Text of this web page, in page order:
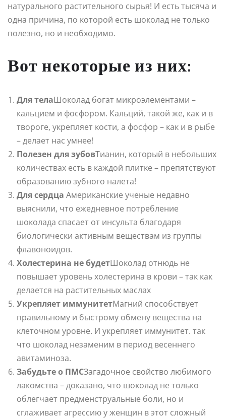
натурального растительного сырья! И есть тысяча и
одна причина, по которой есть шоколад не только
полезно, но и необходимо.
Вот некоторые из них:
Для телаШоколад богат микроэлементами –
кальцием и фосфором. Кальций, такой же, как и в
твороге, укрепляет кости, а фосфор – как и в рыбе
– делает нас умнее!
Полезен для зубовТианин, который в небольших
количествах есть в каждой плитке – препятствуют
образованию зубного налета!
Для сердца Американские ученые недавно
выяснили, что ежедневное потребление
шоколада спасает от инсульта благодаря
биологически активным веществам из группы
флавоноидов.
Холестерина не будетШоколад отнюдь не
повышает уровень холестерина в крови – так как
делается на растительных маслах
Укрепляет иммунитетМагний способствует
правильному и быстрому обмену вещества на
клеточном уровне. И укрепляет иммунитет. так
что шоколад незаменим в период весеннего
авитаминоза.
Забудьте о ПМСЗагадочное свойство любимого
лакомства – доказано, что шоколад не только
облегчает предменструальные боли, но и
сглаживает агрессию у женщин в этот сложный